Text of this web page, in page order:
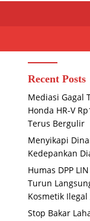
Recent Posts
Mediasi Gagal
Honda HR-V
Terus Bergulir
Menyikapi
Kedepankan
Humas DPP
Turun
Kosmetik
Stop Bakar